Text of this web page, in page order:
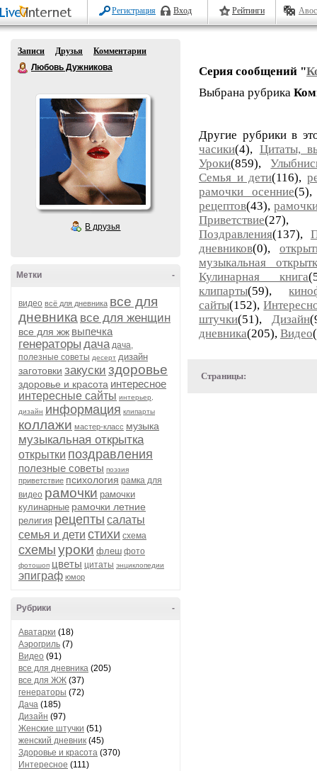
Регистрация Вход Рейтинги
Записи Друзья
Комментарии
Любовь Дужникова
В друзья
-
Метки
видео всё для дневника все для
дневника все для женщин
все для жж выпечка
генераторы дача дача,
полезные советы десерт дизайн
заготовки закуски здоровье
здоровье и красота интересное
интересные сайты интерьер,
дизайн информация клипарты
коллажи мастер-класс музыка
музыкальная открытка
открытки поздравления
полезные советы поэзия
приветствие психология рамка для
видео рамочки рамочки
кулинарные рамочки летние
религия рецепты салаты
семья и дети стихи схема
схемы уроки флеш фото
фотошоп цветы цитаты энциклопедии
эпиграф юмор
-
Рубрики
Аватарки (18)
Аэрогриль (7)
Видео (91)
все для дневника (205)
все для ЖЖ (37)
генераторы (72)
Дача (185)
Дизайн (97)
Женские штучки (51)
женский дневник (45)
Здоровье и красота (370)
Интересное (111)
Серия сообщений "
Выбрана рубрика
Другие рубрики в
часики(4), Цитаты,
Уроки(859),
Семья и дети(116),
рамочки осенние
рецептов(43),
Приветствие
Поздравления(137),
дневников(0),
музыкальная
Кулинарная книга
клипарты(59),
сайты(152),
штучки(51),Дизайн
дневника(205), Видео
Страницы: